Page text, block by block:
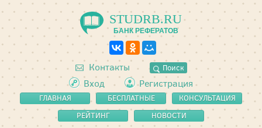
STUDRB.RU
БАНК РЕФЕРАТОВ
Контакты Поиск
Вход Регистрация
ГЛАВНАЯ
БЕСПЛАТНЫЕ
РЕФЕРАТЫ
КОНСУЛЬТАЦИЯ
РЕЙТИНГ
НОВОСТИ